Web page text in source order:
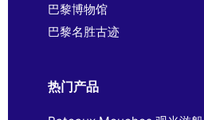
巴黎博物馆
巴黎名胜古迹
热门产品